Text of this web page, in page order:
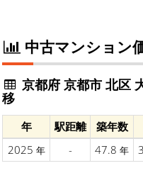
中古マンション
京都府 京都市 北区
移
年 駅距離 築年数
2025 年 - 47.8 年